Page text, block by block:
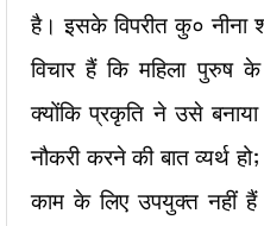
है। इसके विपरीत कु० नीना
विचार हैं कि महिला पुरुष
क्योंकि प्रकृति ने उसे
नौकरी करने की बात व्यर्थ
काम के लिए उपयुक्त नहीं